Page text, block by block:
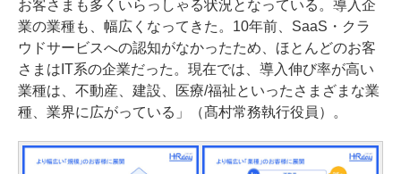
お客さまも多くいらっしゃる状況となっている。導入企
業の業種も、幅広くなってきた。10年前、SaaS・クラ
ウドサービスへの認知がなかったため、ほとんどのお客
さまはIT系の企業だった。現在では、導入伸び率が高い
業種は、不動産、建設、医療/福祉といったさまざまな業
種、業界に広がっている」（髙村常務執行役員）。